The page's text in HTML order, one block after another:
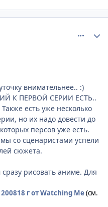
внимательнее.. :)
К ПЕРВОЙ СЕРИИ ЕСТЬ..
есть уже несколько
но их надо довести до
персов уже есть.
со сценаристами успели
сюжета.
рисовать аниме. Для
18 гот Watching Me(см.